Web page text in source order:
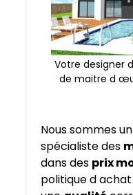
Votre designer
de maitre d
Nous sommes un
spécialiste des
dans des prix
politique d